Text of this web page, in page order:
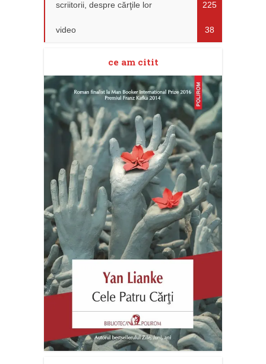
scriitorii, despre cărţile lor 225
video 38
ce am citit